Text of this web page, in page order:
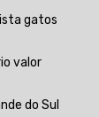
gatos
valor
do Sul